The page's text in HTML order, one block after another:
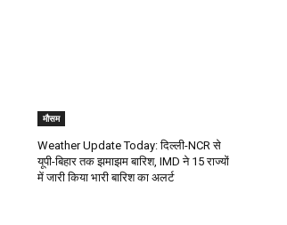
मौसम
Weather Update Today: दिल्ली-NCR से
यूपी-बिहार तक झमाझम बारिश, IMD ने 15 राज्यों
में जारी किया भारी बारिश का अलर्ट